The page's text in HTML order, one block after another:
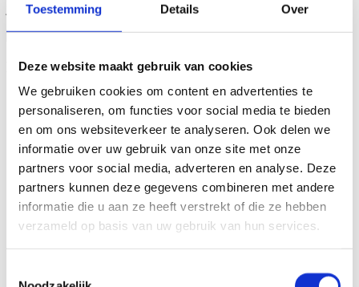
Toestemming Details Over
Deze website maakt gebruik van cookies
We gebruiken cookies om content en advertenties te
personaliseren, om functies voor social media te bieden
en om ons websiteverkeer te analyseren. Ook delen we
informatie over uw gebruik van onze site met onze
partners voor social media, adverteren en analyse. Deze
partners kunnen deze gegevens combineren met andere
informatie die u aan ze heeft verstrekt of die ze hebben
verzameld op basis van uw gebruik van hun services.
jaarboek past.
Deel dit bericht